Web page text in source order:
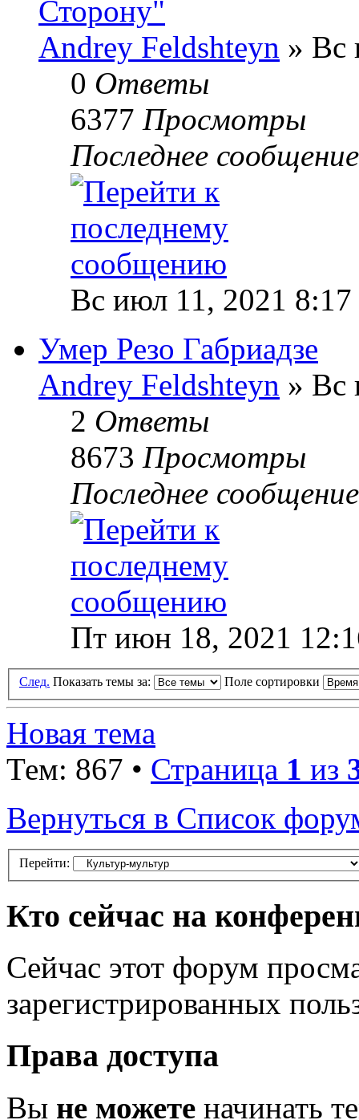
Сторону"
Andrey Feldshteyn » Вс
0 Ответы
6377 Просмотры
Последнее
Вс июл 11, 2021 8:17
Умер Резо Габриадзе
Andrey Feldshteyn » Вс
2 Ответы
8673 Просмотры
Последнее
Пт июн 18, 2021
След. Показать темы за: Поле сортировки
Новая тема
Тем: 867 • Страница 1 из
Вернуться в Список
Перейти:
Кто сейчас на
Сейчас этот форум
зарегистрированных
Права доступа
Вы не можете начинать